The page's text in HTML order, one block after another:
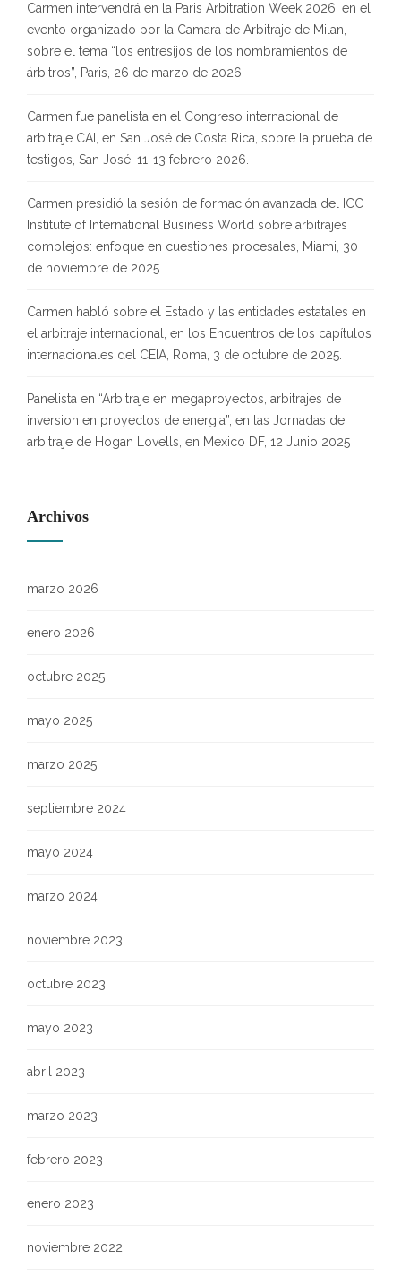
Carmen intervendrá en la Paris Arbitration Week 2026, en el
evento organizado por la Camara de Arbitraje de Milan,
sobre el tema “los entresijos de los nombramientos de
árbitros”, Paris, 26 de marzo de 2026
Carmen fue panelista en el Congreso internacional de
arbitraje CAI, en San José de Costa Rica, sobre la prueba de
testigos, San José, 11-13 febrero 2026.
Carmen presidió la sesión de formación avanzada del ICC
Institute of International Business World sobre arbitrajes
complejos: enfoque en cuestiones procesales, Miami, 30
de noviembre de 2025.
Carmen habló sobre el Estado y las entidades estatales en
el arbitraje internacional, en los Encuentros de los capítulos
internacionales del CEIA, Roma, 3 de octubre de 2025.
Panelista en “Arbitraje en megaproyectos, arbitrajes de
inversion en proyectos de energia”, en las Jornadas de
arbitraje de Hogan Lovells, en Mexico DF, 12 Junio 2025
Archivos
marzo 2026
enero 2026
octubre 2025
mayo 2025
marzo 2025
septiembre 2024
mayo 2024
marzo 2024
noviembre 2023
octubre 2023
mayo 2023
abril 2023
marzo 2023
febrero 2023
enero 2023
noviembre 2022